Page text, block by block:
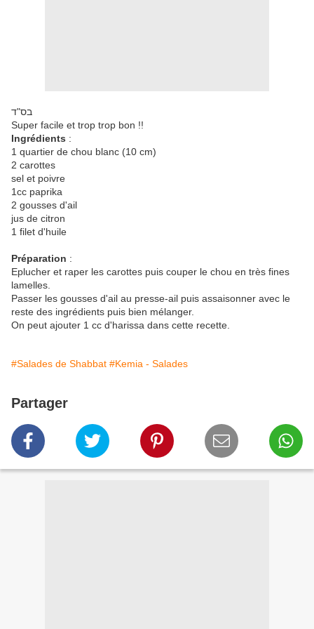
בס"ד
Super facile et trop trop bon !!
Ingrédients :
1 quartier de chou blanc (10 cm)
2 carottes
sel et poivre
1cc paprika
2 gousses d'ail
jus de citron
1 filet d'huile
Préparation :
Eplucher et raper les carottes puis couper le chou en très fines
lamelles.
Passer les gousses d'ail au presse-ail puis assaisonner avec le
reste des ingrédients puis bien mélanger.
On peut ajouter 1 cc d'harissa dans cette recette.
#Salades de Shabbat #Kemia - Salades
Partager